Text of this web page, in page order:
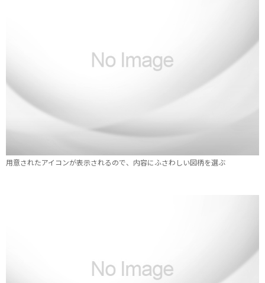
用意されたアイコンが表示されるので、内容にふさわしい図柄を選ぶ